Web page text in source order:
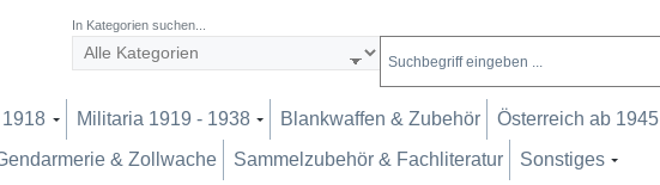
In Kategorien suchen...
Militaria 1919 - 1938 Blankwaffen & Zubehör Österreich ab 1945
& Zollwache Sammelzubehör & Fachliteratur Sonstiges